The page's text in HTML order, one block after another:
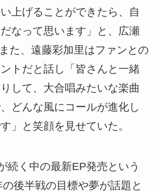
上げることができたら、自
なって思います」と、広瀬
た、遠藤彩加里はファンとの
トだと話し「皆さんと一緒
して、大合唱みたいな楽曲
どんな風にコールが進化し
」と笑顔を見せていた。
続く中の最新EP発売という
後半戦の目標や夢が話題と